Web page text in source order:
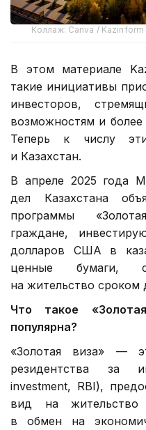
Коллаж: Canva / Kazinform
В этом материале
такие инициативы
инвесторов,
возможностям и
Теперь к числу
и Казахстан.
В апреле 2025 года
дел Казахстана
программы
граждане,
долларов США в
ценные бумаги,
на жительство сроком
Что такое
популярна?
«Золотая виза» —
резидентства за
investment, RBI),
вид на
в обмен на